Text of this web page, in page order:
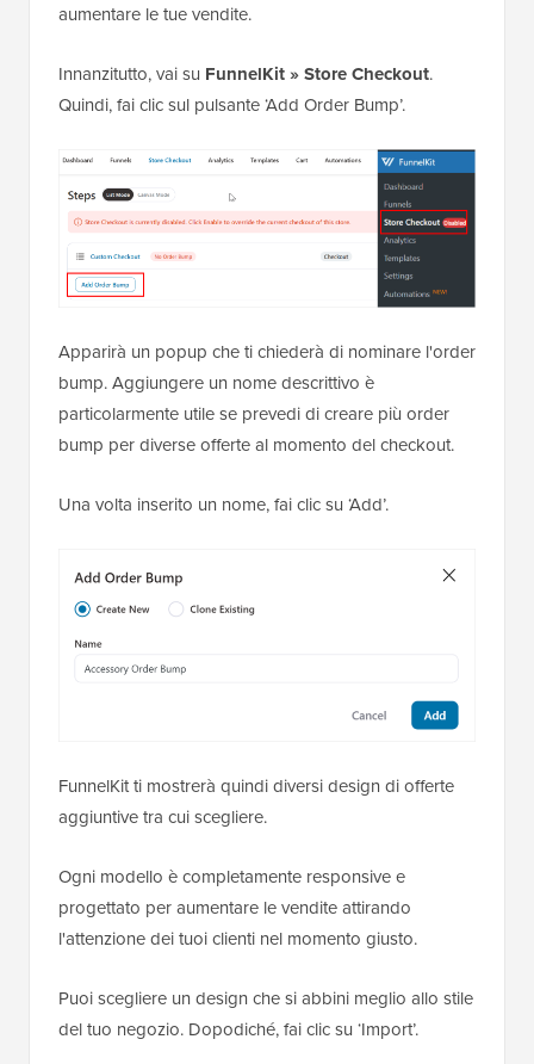
aumentare le tue vendite.
Innanzitutto, vai su FunnelKit » Store Checkout.
Quindi, fai clic sul pulsante ‘Add Order Bump’.
Apparirà un popup che ti chiederà di nominare l'order
bump. Aggiungere un nome descrittivo è
particolarmente utile se prevedi di creare più order
bump per diverse offerte al momento del checkout.
Una volta inserito un nome, fai clic su ‘Add’.
FunnelKit ti mostrerà quindi diversi design di offerte
aggiuntive tra cui scegliere.
Ogni modello è completamente responsive e
progettato per aumentare le vendite attirando
l'attenzione dei tuoi clienti nel momento giusto.
Puoi scegliere un design che si abbini meglio allo stile
del tuo negozio. Dopodiché, fai clic su ‘Import’.